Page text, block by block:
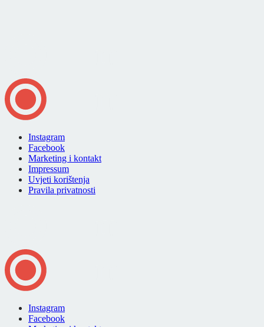
Instagram
Facebook
Marketing i kontakt
Impressum
Uvjeti korištenja
Pravila privatnosti
Instagram
Facebook